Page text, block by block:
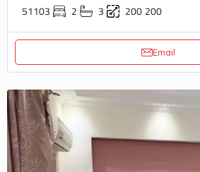
51103 2 3 200200
Email